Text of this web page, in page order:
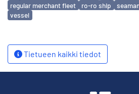
regular merchant fleet
ro-ro ship
vessel
Tietueen kaikki tiedot